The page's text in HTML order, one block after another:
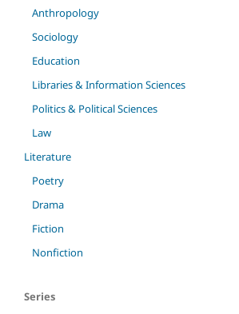
Anthropology
Sociology
Education
Libraries & Information Sciences
Politics & Political Sciences
Law
Literature
Poetry
Drama
Fiction
Nonfiction
Series